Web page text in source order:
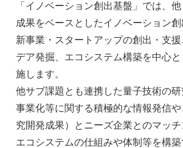
「イノベーション創出基盤」では、
成果をベースとしたイノベーション創
新事業・スタートアップの創出・支
デア発掘、エコシステム構築を中心
施します。
他サブ課題とも連携した量子技術の研
事業化等に関する積極的な情報発信
究開発成果）とニーズ企業とのマッ
エコシステムの仕組みや体制等を構